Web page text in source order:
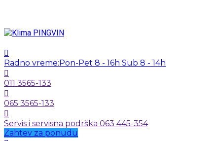
Radno vreme:Pon-Pet 8 - 16h Sub 8 - 14h
011 3565-133
065 3565-133
Servis i servisna podrška 063 445-354
Zahtev za ponudu